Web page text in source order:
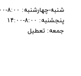
شنبه-چهارشنبه: ۸:۰۰-۱۷:۰۰
پنجشنبه: ۸:۰۰-۱۴:۰۰
جمعه: تعطیل